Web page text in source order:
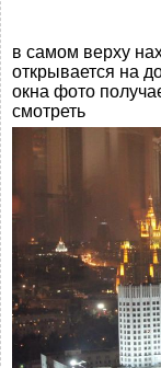
в самом верху
открывается на
окна фото
смотреть